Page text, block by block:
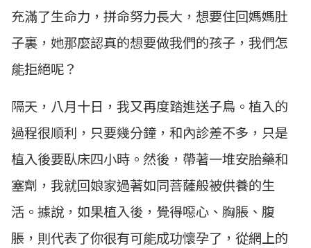
充滿了生命力，拼命努力長大，想要住回媽媽肚
子裏，她那麼認真的想要做我們的孩子，我們怎
能拒絕呢？
隔天，八月十日，我又再度踏進送子鳥。植入的
過程很順利，只要幾分鐘，和內診差不多，只是
植入後要臥床四小時。然後，帶著一堆安胎藥和
塞劑，我就回娘家過著如同菩薩般被供養的生
活。據說，如果植入後，覺得噁心、胸脹、腹
脹，則代表了你很有可能成功懷孕了，從網上的